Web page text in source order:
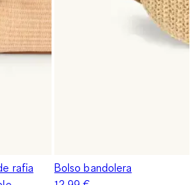
rafia
Bolso bandolera